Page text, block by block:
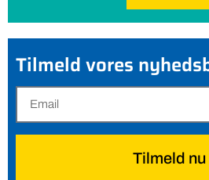
Tilmeld vores
Tilmeld nu